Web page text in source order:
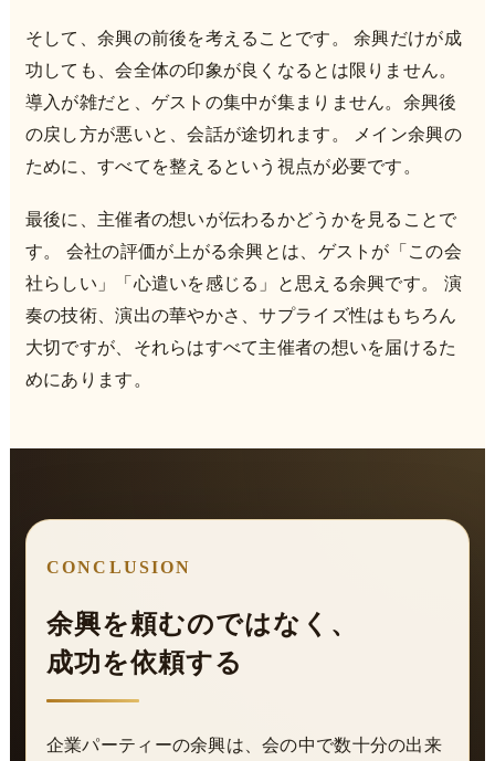
そして、余興の前後を考えることです。 余興だけが成
功しても、会全体の印象が良くなるとは限りません。
導入が雑だと、ゲストの集中が集まりません。余興後
の戻し方が悪いと、会話が途切れます。 メイン余興の
ために、すべてを整えるという視点が必要です。
最後に、主催者の想いが伝わるかどうかを見ることで
す。 会社の評価が上がる余興とは、ゲストが「この会
社らしい」「心遣いを感じる」と思える余興です。 演
奏の技術、演出の華やかさ、サプライズ性はもちろん
大切ですが、それらはすべて主催者の想いを届けるた
めにあります。
CONCLUSION
余興を頼むのではなく、
成功を依頼する
企業パーティーの余興は、会の中で数十分の出来